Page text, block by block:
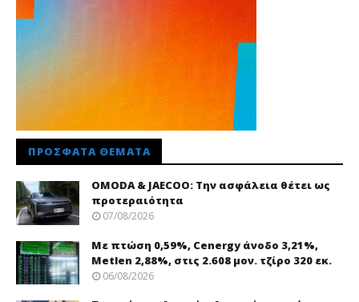
ΠΡΌΣΦΑΤΑ ΘΈΜΑΤΑ
OMODA & JAECOO: Την ασφάλεια θέτει ως
προτεραιότητα
07/08/2026
Με πτώση 0,59%, Cenergy άνοδο 3,21%,
Metlen 2,88%, στις 2.608 μον. τζίρο 320 εκ.
06/08/2026